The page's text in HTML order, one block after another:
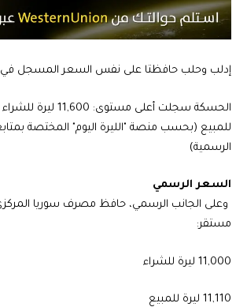
إدلب وحلب حافظتا على نفس السعر المسجل
للمبيع (بحسب منصة "الليرة اليوم" المختصة
الرسمية)
السعر الرسمي
وعلى الجانب الرسمي، حافظ مصرف سوريا
مستقر:
11,000 ليرة للشراء
11,110 ليرة للمبيع